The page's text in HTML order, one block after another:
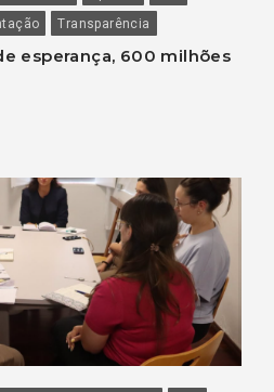
Transparência
esperança, 600 milhões